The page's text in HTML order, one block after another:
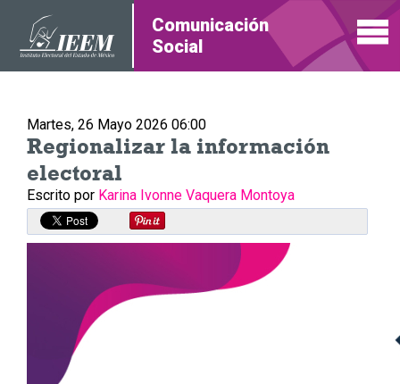
Comunicación
Social
Martes, 26 Mayo 2026 06:00
Regio­na­li­zar la infor­ma­ción
elec­to­ral
Escrito por Karina Ivonne Vaquera Montoya